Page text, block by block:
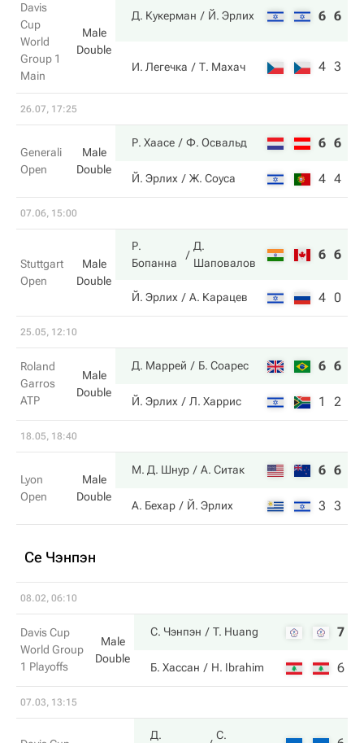
Davis
Cup
World
Group 1
Main
Male
Double
Д. Кукерман Й. Эрлих 6 6
И. Легечка Т. Махач 4 3
26.07, 17:25
Generali
Open
Male
Double
Р. Хаасе Ф. Освальд 6 6
Й. Эрлих Ж. Соуса 4 4
07.06, 15:00
Stuttgart
Open
Male
Double
Р.
Бопанна
Д.
Шаповалов
6 6
Й. Эрлих А. Карацев 4 0
25.05, 12:10
Roland
Garros
ATP
Male
Double
Д. Маррей Б. Соарес 6 6
Й. Эрлих Л. Харрис 1 2
18.05, 18:40
Lyon
Open
Male
Double
М. Д. Шнур А. Ситак 6 6
А. Бехар Й. Эрлих 3 3
Се Чэнпэн
08.02, 06:10
Davis Cup
World Group
1 Playoffs
Male
Double
С. Чэнпэн T. Huang 7
Б. Хассан H. Ibrahim 6
07.03, 13:15
Д. С.